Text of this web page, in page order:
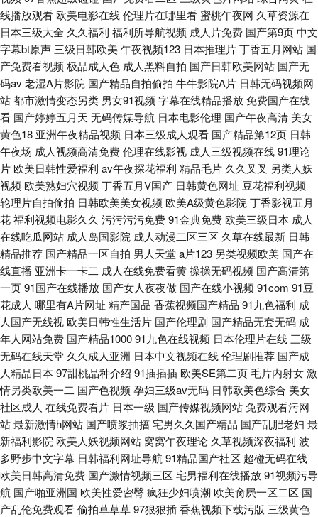
线播放观看 欧美电影在线伦理片在哪里看蜜桃午夜网 久草资源在
日本三级大全 久久福利 福利所导航视频 成人片免费 国产第9页中文
字幕bt原声 三级日韩欧美午夜视频123 日本推理片丁香五月网站 国
产免费看视频 极品成人色 成人黑料自拍 国产日韩欧美网站 国产无
码av老湿A片影院 国产精品自拍偷拍 牛牛影院A片 日韩无码视频网
站都市激情变态另类 男女91视频 字幕在线精品播放免费国产在线
看 国产婷婷五月天 无码传媒导航 日本电影伦理 国产午夜高清 美女
黄色18 亚洲午夜精品视频 日本三级成人观看 国产精品第12页 日韩
午夜场 成人视频高清免费伦理在线影视 成人三级视频在线91理论
片 欧美日韩性爱福利 av午夜探花福利 精品毛片 久久叉叉 另类人妖
视频 欧美熟妇穴视频 丁香五月V国产 日韩黄色网址 豆花福利视频
轮理片自拍偷拍 日韩欧美美女视频 欧美A级黄色影院 丁香影视五月
花福利视频电影久久 污污污污免费91金典免费 欧美三级日本 成人
在线吃瓜网站 成人岛国影院 成人动漫二区三区 久草在线最新 日韩
精品推荐 国产精品一区自拍 男人天堂a片123 另类视频欧美 国产在
线直播 亚洲卡一卡二 成人在线免费看黄操操无码视频 国产高清第
一页91国产在线播放 国产女人夜夜做 国产在线小视频 91com 91豆
花成人 哪里有A片网址 精产国品 香蕉视频国产精品 91九色福利 成
人国产无线视 欧美日韩性生活片 国产伦理剧 国产精品无套无码 成
年人网站免费 国产精品100091九色在线视频 日本伦理片在线 三级
无码在线天堂 久久成人亚洲 日本中文视频在线伦理剧推荐 国产成
人精品日本 97甜桃品种介绍 91插插插 欧美SE第二页毛片内射女激
情另类欧美一二 国产色视频 孕妇三级av无码 日韩欧美色综合 美女
社区成人 在线免费看片 日本一级 国产传媒视频网站免费观看污网
站最新激情h网站 国产喷浆抽搐宅男久久国产精品 国产乱肥老妇 最
新福利影院 欧美人妖视频网站 窝窝午夜理论 久草视频深夜福利 波
多野步中文字幕 日韩福利网址导航 91精品国产社区 超碰无码在线
欧美日韩高清免费 国产激情视频三区 宅男福利在线播放91视频污导
航 国产啪亚洲国 欧美性爱密臀疯狂少妇喷潮 欧美肏屄一区二区 国
产乱伦免费观看偷拍草草草97狠狠插香蕉视频下载污版 三级黄色